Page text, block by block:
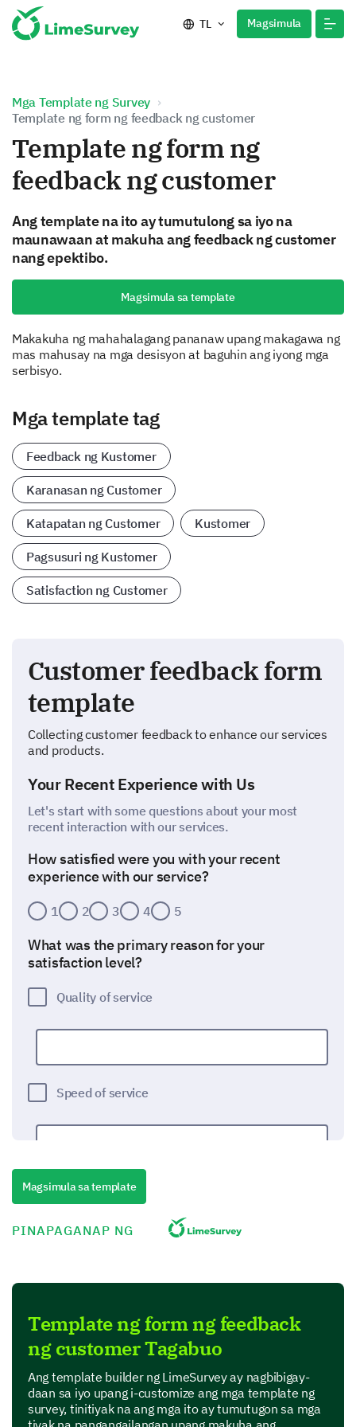
TL Magsimula
Mga Template ng Survey
Template ng form ng feedback ng customer
Template ng form ng
feedback ng customer
Ang template na ito ay tumutulong sa iyo na
maunawaan at makuha ang feedback ng customer
nang epektibo.
Magsimula sa template
Makakuha ng mahahalagang pananaw upang makagawa ng
mas mahusay na mga desisyon at baguhin ang iyong mga
serbisyo.
Mga template tag
Feedback ng Kustomer
Karanasan ng Customer
Katapatan ng Customer Kustomer
Pagsusuri ng Kustomer
Satisfaction ng Customer
Customer feedback form
template
Collecting customer feedback to enhance our services
and products.
Your Recent Experience with Us
Let's start with some questions about your most
recent interaction with our services.
How satisfied were you with your recent
experience with our service?
1 2 3 4 5
What was the primary reason for your
satisfaction level?
Quality of service
Speed of service
Staff knowledge
Pricing
Other:
Magsimula sa template
PINAPAGANAP NG
Template ng form ng feedback
ng customer Tagabuo
Ang template builder ng LimeSurvey ay nagbibigay-
daan sa iyo upang i-customize ang mga template ng
survey, tinitiyak na ang mga ito ay tumutugon sa mga